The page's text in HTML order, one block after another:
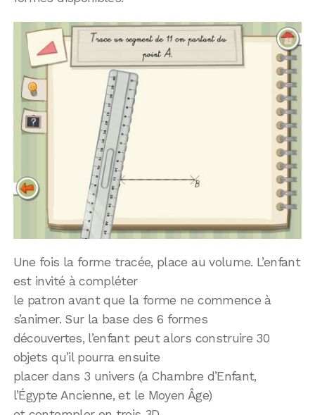
Une fois la forme tracée, place au volume. L’enfant
est invité à compléter
le patron avant que la forme ne commence à
s’animer. Sur la base des 6 formes
découvertes, l’enfant peut alors construire 30
objets qu’il pourra ensuite
placer dans 3 univers (a Chambre d’Enfant,
l’Égypte Ancienne, et le Moyen Âge)